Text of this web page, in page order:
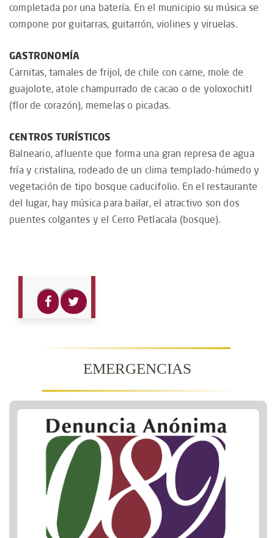
completada por una batería. En el municipio su música se
compone por guitarras, guitarrón, violines y viruelas.
GASTRONOMÍA
Carnitas, tamales de frijol, de chile con carne, mole de
guajolote, atole champurrado de cacao o de yoloxochitl
(flor de corazón), memelas o picadas.
CENTROS TURÍSTICOS
Balneario, afluente que forma una gran represa de agua
fría y cristalina, rodeado de un clima templado-húmedo y
vegetación de tipo bosque caducifolio. En el restaurante
del lugar, hay música para bailar, el atractivo son dos
puentes colgantes y el Cerro Petlacala (bosque).
EMERGENCIAS